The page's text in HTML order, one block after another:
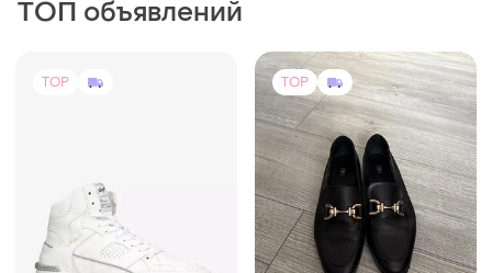
ТОП объявлений
TOP TOP